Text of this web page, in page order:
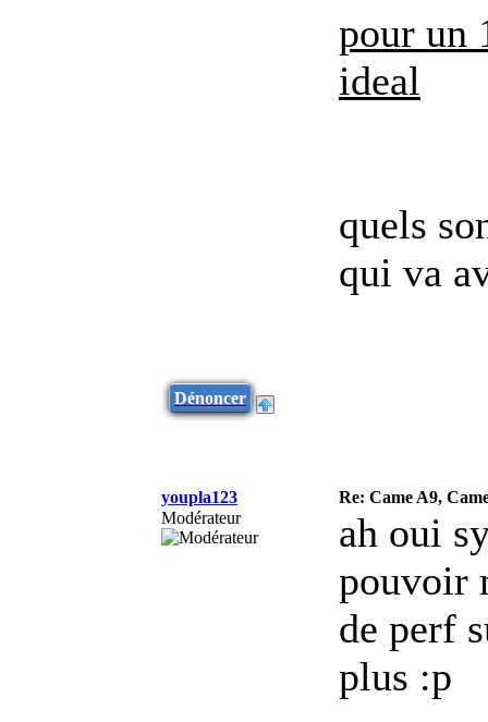
pour un
ideal
quels
qui va
Dénoncer
youpla123
Re: Came A9,
Modérateur
ah oui
pouvoir
de perf
plus :p